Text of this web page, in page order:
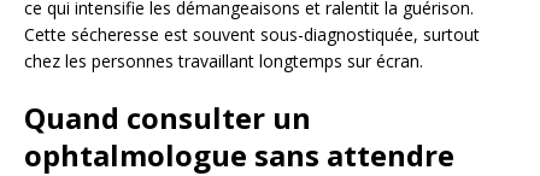
ce qui intensifie les démangeaisons et ralentit la guérison.
Cette sécheresse est souvent sous-diagnostiquée, surtout
chez les personnes travaillant longtemps sur écran.
Quand consulter un
ophtalmologue sans attendre